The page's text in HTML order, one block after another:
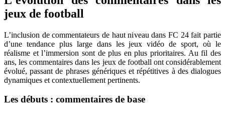
jeux de football
L’inclusion de commentateurs de haut niveau dans FC 24 fait partie
d’une tendance plus large dans les jeux vidéo de sport, où le
réalisme et l’immersion sont de plus en plus prioritaires. Au fil des
ans, les commentaires dans les jeux de football ont considérablement
évolué, passant de phrases génériques et répétitives à des dialogues
dynamiques et contextuellement pertinents.
Les débuts : commentaires de base